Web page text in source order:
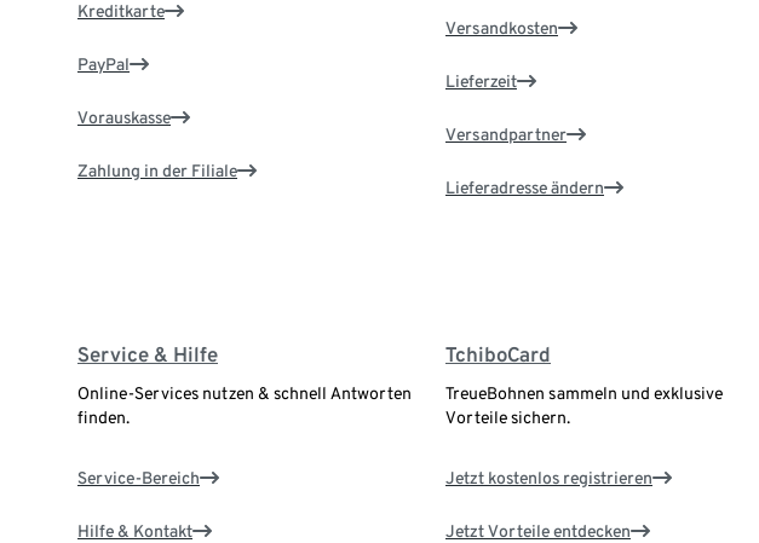
Kreditkarte
PayPal
Vorauskasse
Zahlung in der Filiale
Versandkosten
Lieferzeit
Versandpartner
Lieferadresse ändern
Service & Hilfe
Online-Services nutzen & schnell Antworten
finden.
Service-Bereich
Hilfe & Kontakt
TchiboCard
TreueBohnen sammeln und exklusive
Vorteile sichern.
Jetzt kostenlos registrieren
Jetzt Vorteile entdecken